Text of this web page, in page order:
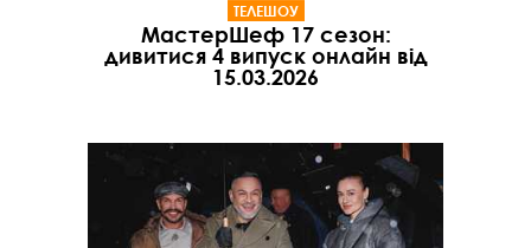
ТЕЛЕШОУ
МастерШеф 17 сезон:
дивитися 4 випуск онлайн від
15.03.2026